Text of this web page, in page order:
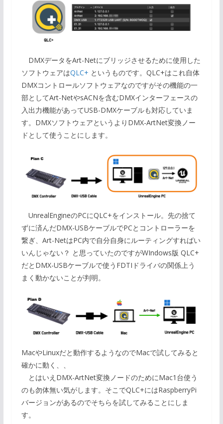
DMXデータをArt-Netにブリッジさせるために使用した
ソフトウェアはQLC+ というものです。QLC+はこれ自体
DMXコントロールソフトウェアなのですがその機能の一
部としてArt-NetやsACNを含むDMXインターフェースの
入出力機能があってUSB-DMXケーブルも対応していま
す。DMXソフトウェアというよりDMX-ArtNet変換ノー
ドとして使うことにします。
UnrealEngineのPCにQLC+をインストール。先の捨て
ずに済んだDMX-USBケーブルでPCとコントローラーを
繋ぎ、Art-NetはPC内で自分自身にルーティングすればい
いんじゃない？ と思っていたのですがWIndows版 QLC+
だとDMX-USBケーブルで使うFDTIドライバの関係上う
まく動かないことが判明。
MacやLinuxだと動作するようなのでMacで試してみると
確かに動く、、
とはいえDMX-ArtNet変換ノードのためにMac1台使う
のも勿体無い気がします。そこでQLC+にはRaspberryPi
バージョンがあるのでそちらを試してみることにしま
す。